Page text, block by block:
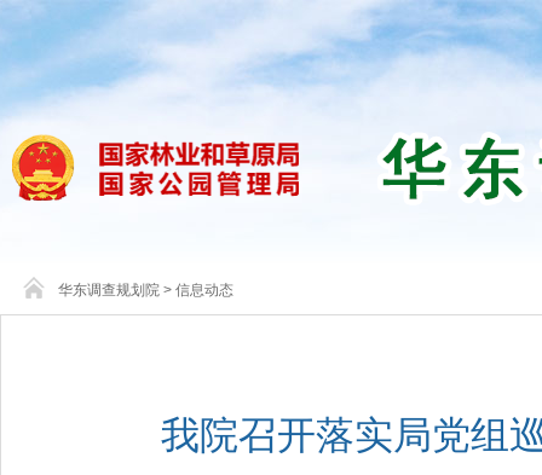
华东调查规划院 > 信息动态
我院召开落实局党组